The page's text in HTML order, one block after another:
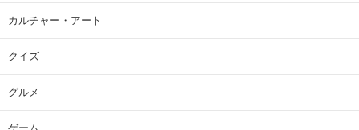
カルチャー・アート
クイズ
グルメ